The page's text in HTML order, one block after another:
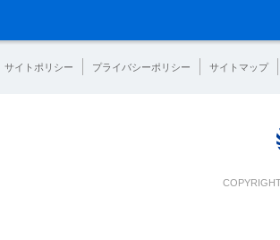
サイトポリシー プライバシーポリシー サイトマップ